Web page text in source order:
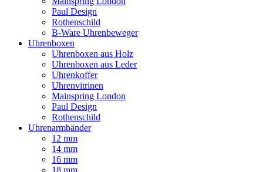
Paul Design
Rothenschild
B-Ware Uhrenbeweger
Uhrenboxen
Uhrenboxen aus Holz
Uhrenboxen aus Leder
Uhrenkoffer
Uhrenvitrinen
Mainspring London
Paul Design
Rothenschild
Uhrenarmbänder
12 mm
14 mm
16 mm
18 mm